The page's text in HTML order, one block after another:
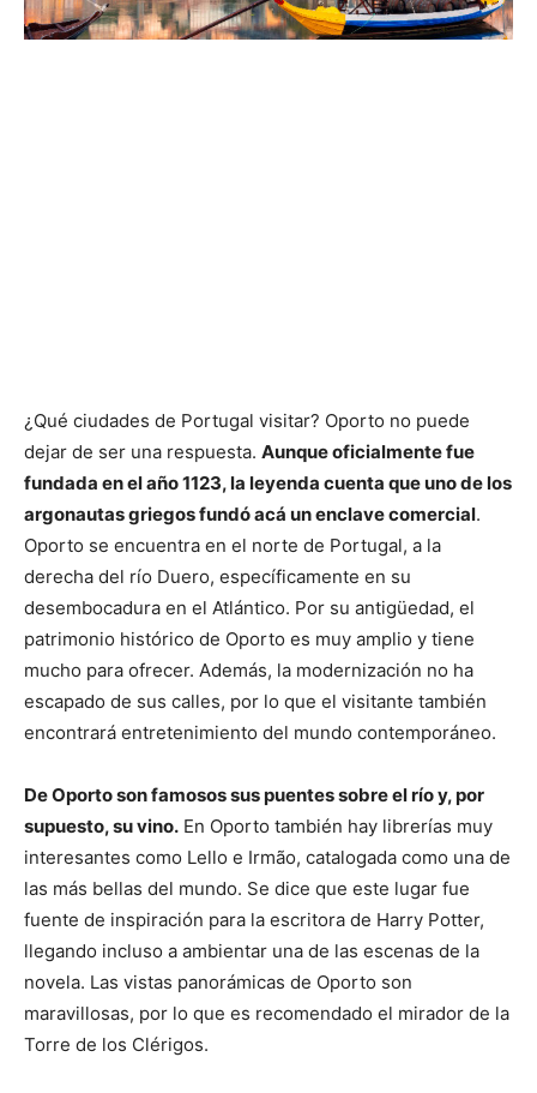
¿Qué ciudades de Portugal visitar? Oporto no puede
dejar de ser una respuesta. Aunque oficialmente fue
fundada en el año 1123, la leyenda cuenta que uno de los
argonautas griegos fundó acá un enclave comercial.
Oporto se encuentra en el norte de Portugal, a la
derecha del río Duero, específicamente en su
desembocadura en el Atlántico. Por su antigüedad, el
patrimonio histórico de Oporto es muy amplio y tiene
mucho para ofrecer. Además, la modernización no ha
escapado de sus calles, por lo que el visitante también
encontrará entretenimiento del mundo contemporáneo.
De Oporto son famosos sus puentes sobre el río y, por
supuesto, su vino. En Oporto también hay librerías muy
interesantes como Lello e Irmão, catalogada como una de
las más bellas del mundo. Se dice que este lugar fue
fuente de inspiración para la escritora de Harry Potter,
llegando incluso a ambientar una de las escenas de la
novela. Las vistas panorámicas de Oporto son
maravillosas, por lo que es recomendado el mirador de la
Torre de los Clérigos.